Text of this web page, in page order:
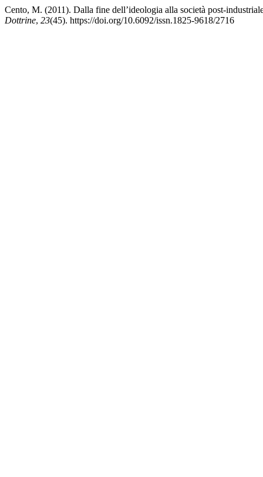
Cento, M. (2011). Dalla fine dell’ideologia alla società post-
Dottrine, 23(45). https://doi.org/10.6092/issn.1825-9618/2716